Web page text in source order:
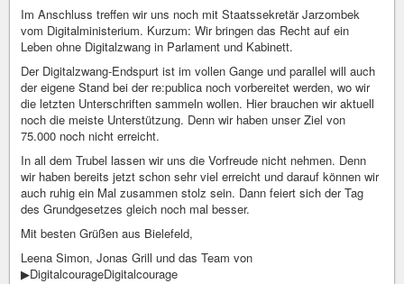
Im Anschluss treffen wir uns noch mit Staatssekretär Jarzombek
vom Digitalministerium. Kurzum: Wir bringen das Recht auf ein
Leben ohne Digitalzwang in Parlament und Kabinett.
Der Digitalzwang-Endspurt ist im vollen Gange und parallel will auch
der eigene Stand bei der re:publica noch vorbereitet werden, wo wir
die letzten Unterschriften sammeln wollen. Hier brauchen wir aktuell
noch die meiste Unterstützung. Denn wir haben unser Ziel von
75.000 noch nicht erreicht.
In all dem Trubel lassen wir uns die Vorfreude nicht nehmen. Denn
wir haben bereits jetzt schon sehr viel erreicht und darauf können wir
auch ruhig ein Mal zusammen stolz sein. Dann feiert sich der Tag
des Grundgesetzes gleich noch mal besser.
Mit besten Grüßen aus Bielefeld,
Leena Simon, Jonas Grill und das Team von
▶︎DigitalcourageDigitalcourage